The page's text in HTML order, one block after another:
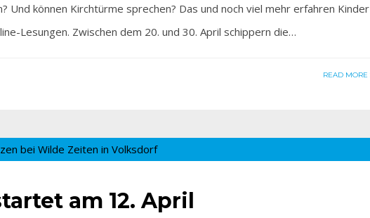
Und können Kirchtürme sprechen? Das und noch viel mehr erfahren Kinder
Lesungen. Zwischen dem 20. und 30. April schippern die…
READ MORE
am 12. April